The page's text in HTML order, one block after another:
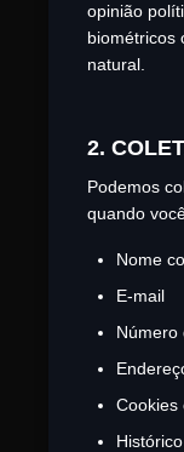
opinião
biométricos
natural.
2.
Podemos
quando
Nome
E-mail
Número
Cookies